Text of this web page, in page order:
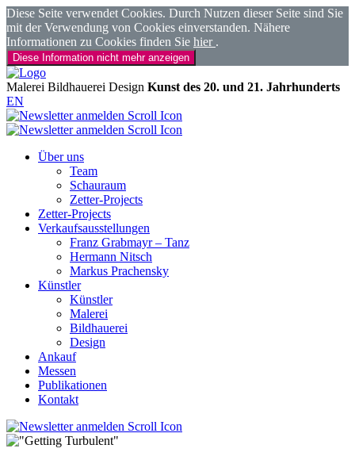
Diese Seite verwendet Cookies. Durch Nutzen dieser Seite sind Sie
mit der Verwendung von Cookies einverstanden. Nähere
Informationen zu Cookies finden Sie hier .
Diese Information nicht mehr anzeigen
Malerei Bildhauerei Design Kunst des 20. und 21. Jahrhunderts
EN
Über uns
Team
Schauraum
Zetter-Projects
Zetter-Projects
Verkaufsausstellungen
Franz Grabmayr – Tanz
Hermann Nitsch
Markus Prachensky
Künstler
Künstler
Malerei
Bildhauerei
Design
Ankauf
Messen
Publikationen
Kontakt